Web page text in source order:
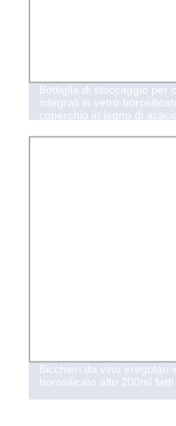
Bottiglia di stoccaggio per
integrali in vetro
coperchio in legno di
secca 34oz 37oz
Bicchieri da vino irregolari
borosilicato alto 200ml